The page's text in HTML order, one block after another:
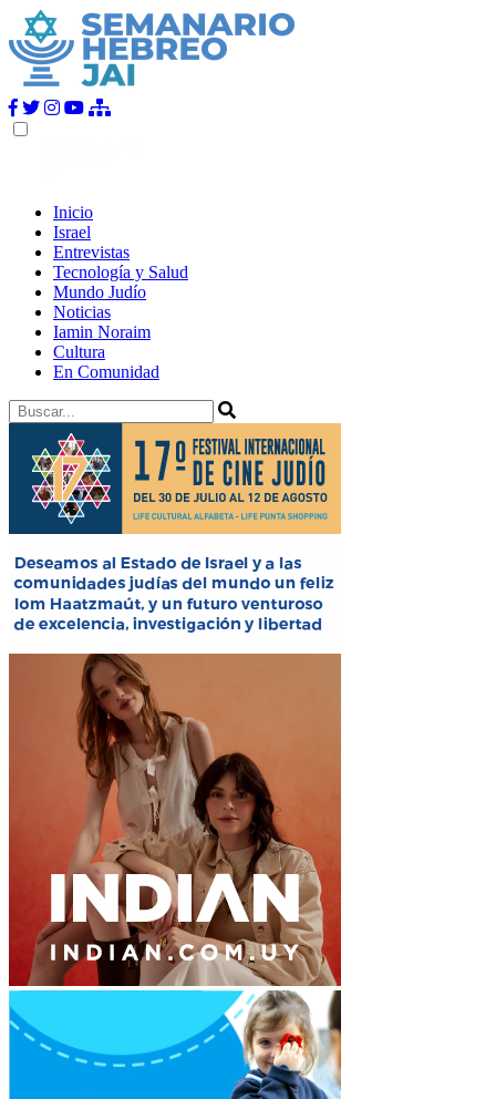
Inicio
Israel
Entrevistas
Tecnología y Salud
Mundo Judío
Noticias
Iamin Noraim
Cultura
En Comunidad